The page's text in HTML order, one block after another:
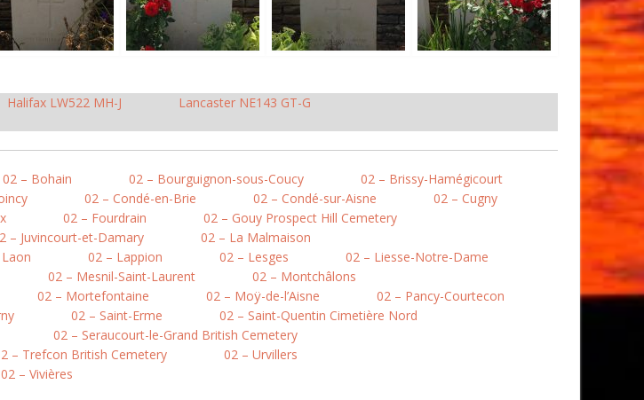
Halifax LW522 MH-J Lancaster NE143 GT-G
02 – Bohain 02 – Bourguignon-sous-Coucy
02 – Brissy-Hamégicourt
02 – Condé-en-Brie 02 – Condé-sur-Aisne
02 – Cugny
02 – Fourdrain
02 – Gouy Prospect Hill Cemetery
– Juvincourt-et-Damary
02 – La Malmaison
02 – Lappion 02 – Lesges
02 – Liesse-Notre-Dame
02 – Mesnil-Saint-Laurent
02 – Montchâlons
02 – Mortefontaine 02 – Moÿ-de-l’Aisne
02 – Pancy-Courtecon
02 – Saint-Erme
02 – Saint-Quentin Cimetière Nord
02 – Seraucourt-le-Grand British Cemetery
– Trefcon British Cemetery
02 – Urvillers
02 – Vivières